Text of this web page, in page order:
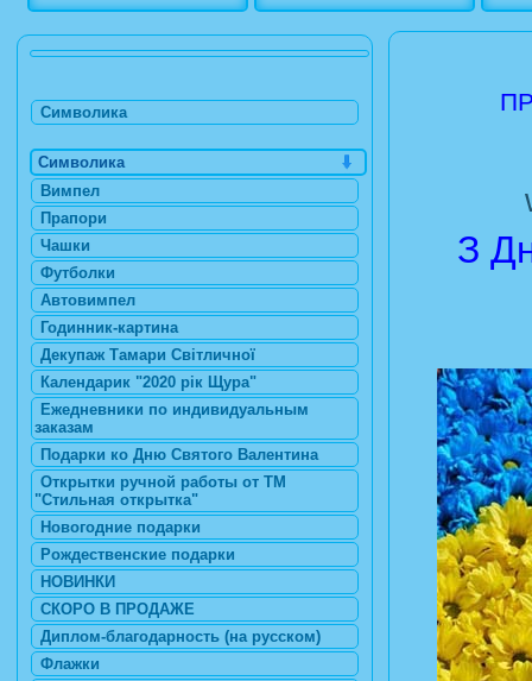
З
Символика
Символика
Вимпел
Прапори
Чашки
Футболки
Автовимпел
Годинник-картина
Декупаж Тамари Світличної
Календарик "2020 рік Щура"
Ежедневники по индивидуальным
заказам
Подарки ко Дню Святого Валентина
Открытки ручной работы от ТМ
"Стильная открытка"
Новогодние подарки
Рождественские подарки
НОВИНКИ
СКОРО В ПРОДАЖЕ
Диплом-благодарность (на русском)
Флажки